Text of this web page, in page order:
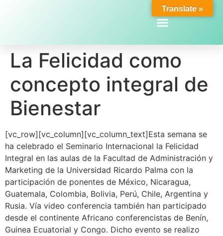
La Felicidad como
concepto integral de
Bienestar
[vc_row][vc_column][vc_column_text]Esta semana se
ha celebrado el Seminario Internacional la Felicidad
Integral en las aulas de la Facultad de Administración y
Marketing de la Universidad Ricardo Palma con la
participación de ponentes de México, Nicaragua,
Guatemala, Colombia, Bolivia, Perú, Chile, Argentina y
Rusia. Vía video conferencia también han participado
desde el continente Africano conferencistas de Benín,
Guinea Ecuatorial y Congo. Dicho evento se realizo
Translate »